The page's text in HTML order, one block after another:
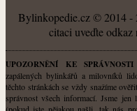
Bylinkopedie.cz © 2014 -
citaci uveďte odkaz
UPOZORNĚNÍ KE
zapálených bylinkářů a milovníků
těchto stránkách se vždy snažíme
správnost všech informací. Jsme